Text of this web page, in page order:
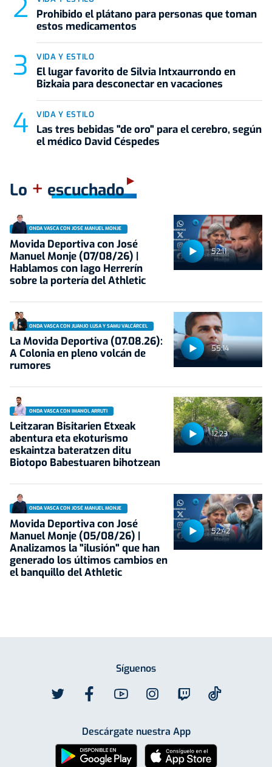
Prohibido el plátano para personas que toman
estos medicamentos
VIDA Y ESTILO
El lugar favorito de Silvia Intxaurrondo en
Bizkaia para desconectar en vacaciones
VIDA Y ESTILO
Las tres bebidas "de oro" para el cerebro, según
el médico David Céspedes
Lo + escuchado
52:11
ONDA VASCA CON JOSÉ MANUEL MONJE
Movida Deportiva con José
Manuel Monje (07/08/26) |
Hablamos con Iago Herrerín
sobre la portería del Athletic
55:14
ONDA VASCA CON JUANJO LUSA Y SAMU VALCÁRCEL
La Movida Deportiva (07.08.26):
A Colonia en pleno volcán de
rumores
12:23
ONDA VASCA CON IMANOL ARRUTI
Leitzaran Bisitarien Etxeak
abentura eta ekoturismo
eskaintza bateratzen ditu
Biotopo Babestuaren bihotzean
52:42
ONDA VASCA CON JOSÉ MANUEL MONJE
Movida Deportiva con José
Manuel Monje (05/08/26) |
Analizamos la "ilusión" que han
generado los últimos cambios en
el banquillo del Athletic
Síguenos
Descárgate nuestra App